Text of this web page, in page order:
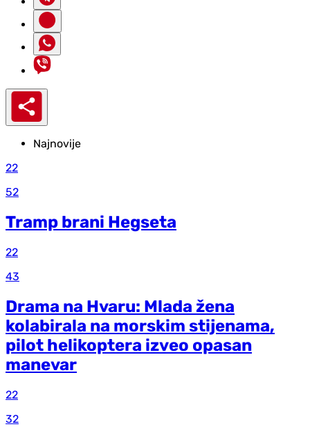
Najnovije
22
52
Tramp brani Hegseta
22
43
Drama na Hvaru: Mlada žena
kolabirala na morskim stijenama,
pilot helikoptera izveo opasan
manevar
22
32